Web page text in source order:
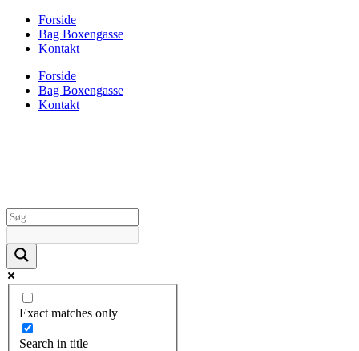
Forside
Bag Boxengasse
Kontakt
Forside
Bag Boxengasse
Kontakt
Exact matches only
Search in title